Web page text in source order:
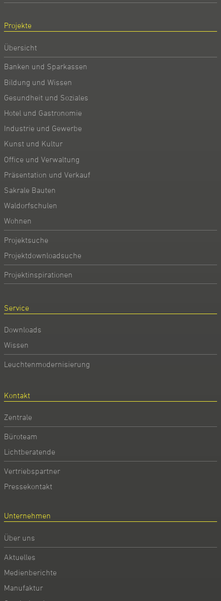
Projekte
Übersicht
Banken und Sparkassen
Bildung und Wissen
Gesundheit und Soziales
Hotel und Gastronomie
Industrie und Gewerbe
Kunst und Kultur
Office und Verwaltung
Präsentation und Verkauf
Sakrale Bauten
Waldorfschulen
Wohnen
Projektsuche
Projektdownloadsuche
Projektinspirationen
Service
Downloads
Wissen
Leuchtenmodernisierung
Kontakt
Zentrale
Büroteam
Lichtberatende
Vertriebspartner
Pressekontakt
Unternehmen
Über uns
Aktuelles
Medienberichte
Manufaktur